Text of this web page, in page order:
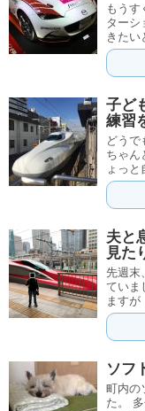
もうす
ター
きたい
子ど
練習
どうで
ちゃん
ょっ
夫と
見た
先週末
ていま
ますが
ソフ
町内の
た。